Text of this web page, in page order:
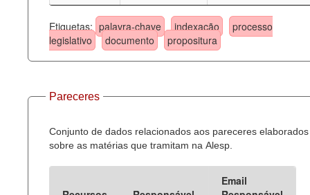
Etiquetas: palavra-chave indexação
processo
legislativo
documento propositura
Pareceres
Conjunto de dados relacionados aos pareceres elaborados
sobre as matérias que tramitam na Alesp.
Email